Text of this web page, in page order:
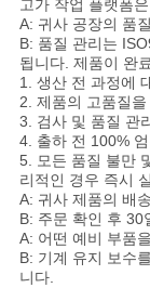
고가 작업 플랫폼
A: 귀사 공장의 품
B: 품질 관리는
됩니다. 제품이 완
1. 생산 전 과정에
2. 제품의 고품질
3. 검사 및 품질 관
4. 출하 전 100%
5. 모든 품질 불만
리적인 경우 즉시
A: 귀사 제품의 배
B: 주문 확인 후 30
A: 어떤 예비 부품
B: 기계 유지 보수
니다.